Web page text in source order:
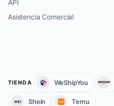
API
Asistencia Comercial
TIENDA WeShipYou
Shein Temu